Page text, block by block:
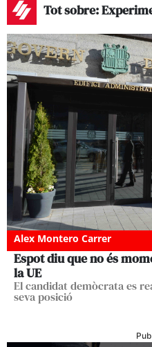
Tot sobre:
Alex Montero Carrer
Espot diu que no és
la UE
El candidat demòcrata es
seva posició